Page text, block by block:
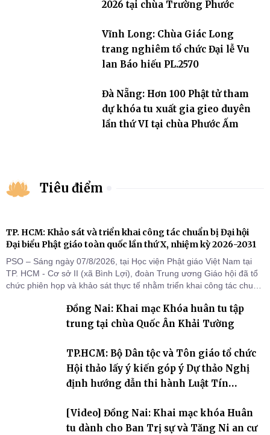
2026 tại chùa Trường Phước
Vĩnh Long: Chùa Giác Long
trang nghiêm tổ chức Đại lễ Vu
lan Báo hiếu PL.2570
Đà Nẵng: Hơn 100 Phật tử tham
dự khóa tu xuất gia gieo duyên
lần thứ VI tại chùa Phước Ấm
Tiêu điểm
TP. HCM: Khảo sát và triển khai công tác chuẩn bị Đại hội
Đại biểu Phật giáo toàn quốc lần thứ X, nhiệm kỳ 2026-2031
PSO – Sáng ngày 07/8/2026, tại Học viện Phật giáo Việt Nam tại
TP. HCM - Cơ sở II (xã Bình Lợi), đoàn Trung ương Giáo hội đã tổ
chức phiên họp và khảo sát thực tế nhằm triển khai công tác chuẩn
Đồng Nai: Khai mạc Khóa huân tu tập
trung tại chùa Quốc Ân Khải Tường
TP.HCM: Bộ Dân tộc và Tôn giáo tổ chức
Hội thảo lấy ý kiến góp ý Dự thảo Nghị
định hướng dẫn thi hành Luật Tín
[Video] Đồng Nai: Khai mạc khóa Huân
tu dành cho Ban Trị sự và Tăng Ni an cư